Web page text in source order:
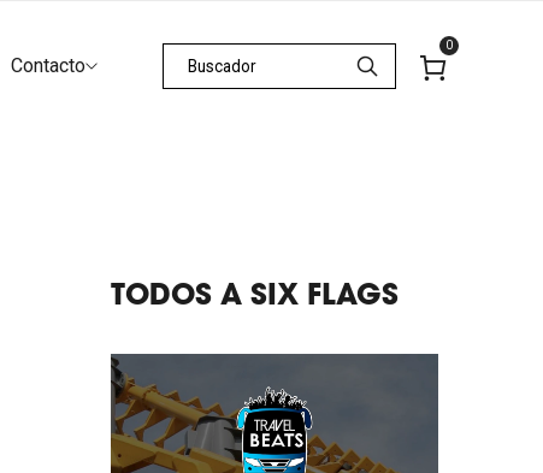
Contacto
0
TODOS A SIX FLAGS